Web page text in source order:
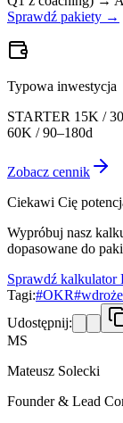
Sprawdź pakiety →
Typowa inwestycja
STARTER 15K /
60K / 90–180d
Zobacz cennik
Ciekawi Cię
Wypróbuj nasz
dopasowane do
Sprawdź kalkulator
Tagi:#OKR#
Udostępnij:
MS
Mateusz Solecki
Founder & Lead